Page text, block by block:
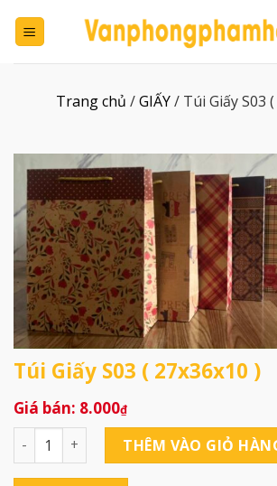
đến
Trang chủ /GIẤY/ Túi Giấy S03
Túi Giấy S03 ( 27x36x10 )
8.000₫
Túi Giấy S03 ( 27x36x10 ) số lượng
THÊM VÀO GIỎ